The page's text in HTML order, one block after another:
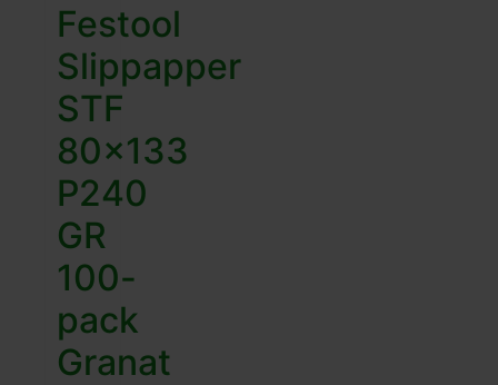
Festool
Slippapper
STF
80×133
P240
GR
100-
pack
Granat